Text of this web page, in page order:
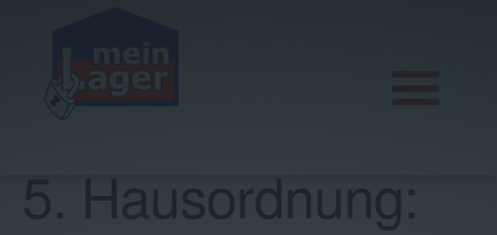
Aktuelles
5. Hausordnung: